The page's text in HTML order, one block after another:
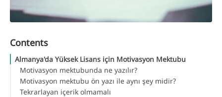
Contents
Almanya'da Yüksek Lisans için Motivasyon Mektubu
Motivasyon mektubunda ne yazılır?
Motivasyon mektubu ön yazı ile aynı şey midir?
Tekrarlayan içerik olmamalı